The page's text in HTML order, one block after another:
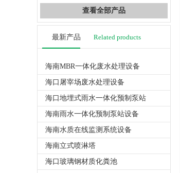
查看全部产品
最新产品 Related products
海南MBR一体化废水处理设备
海口屠宰场废水处理设备
海口地埋式雨水一体化预制泵站
海南雨水一体化预制泵站设备
海南水质在线监测系统设备
海南立式喷淋塔
海口玻璃钢材质化粪池